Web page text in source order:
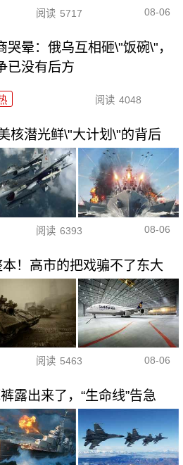
阅读 5717 08-06
哭晕：俄乌互相砸\"饭碗\"，
已没有后方
阅读 4048
核潜光鲜\"大计划\"的背后
阅读 6393 08-06
！高市的把戏骗不了东大
阅读 5463 08-06
露出来了，“生命线”告急